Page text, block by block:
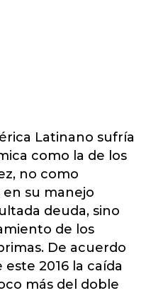
Latinano sufría
como la de los
no como
su manejo
deuda, sino
de los
De acuerdo
2016 la caída
más del doble